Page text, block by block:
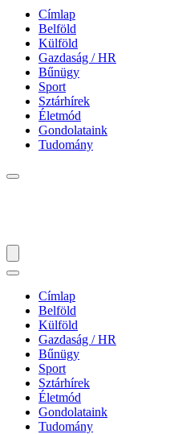
Címlap
Belföld
Külföld
Gazdaság / HR
Bűnügy
Sport
Sztárhírek
Életmód
Gondolataink
Tudomány
Címlap
Belföld
Külföld
Gazdaság / HR
Bűnügy
Sport
Sztárhírek
Életmód
Gondolataink
Tudomány